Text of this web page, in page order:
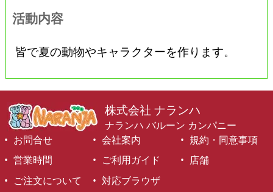
活動内容
皆で夏の動物やキャラクターを作ります。
株式会社 ナランハ
ナランハ バルーン カンパニー
お問合せ
会社案内
規約・同意事項
営業時間
ご利用ガイド
店舗
ご注文について
対応ブラウザ